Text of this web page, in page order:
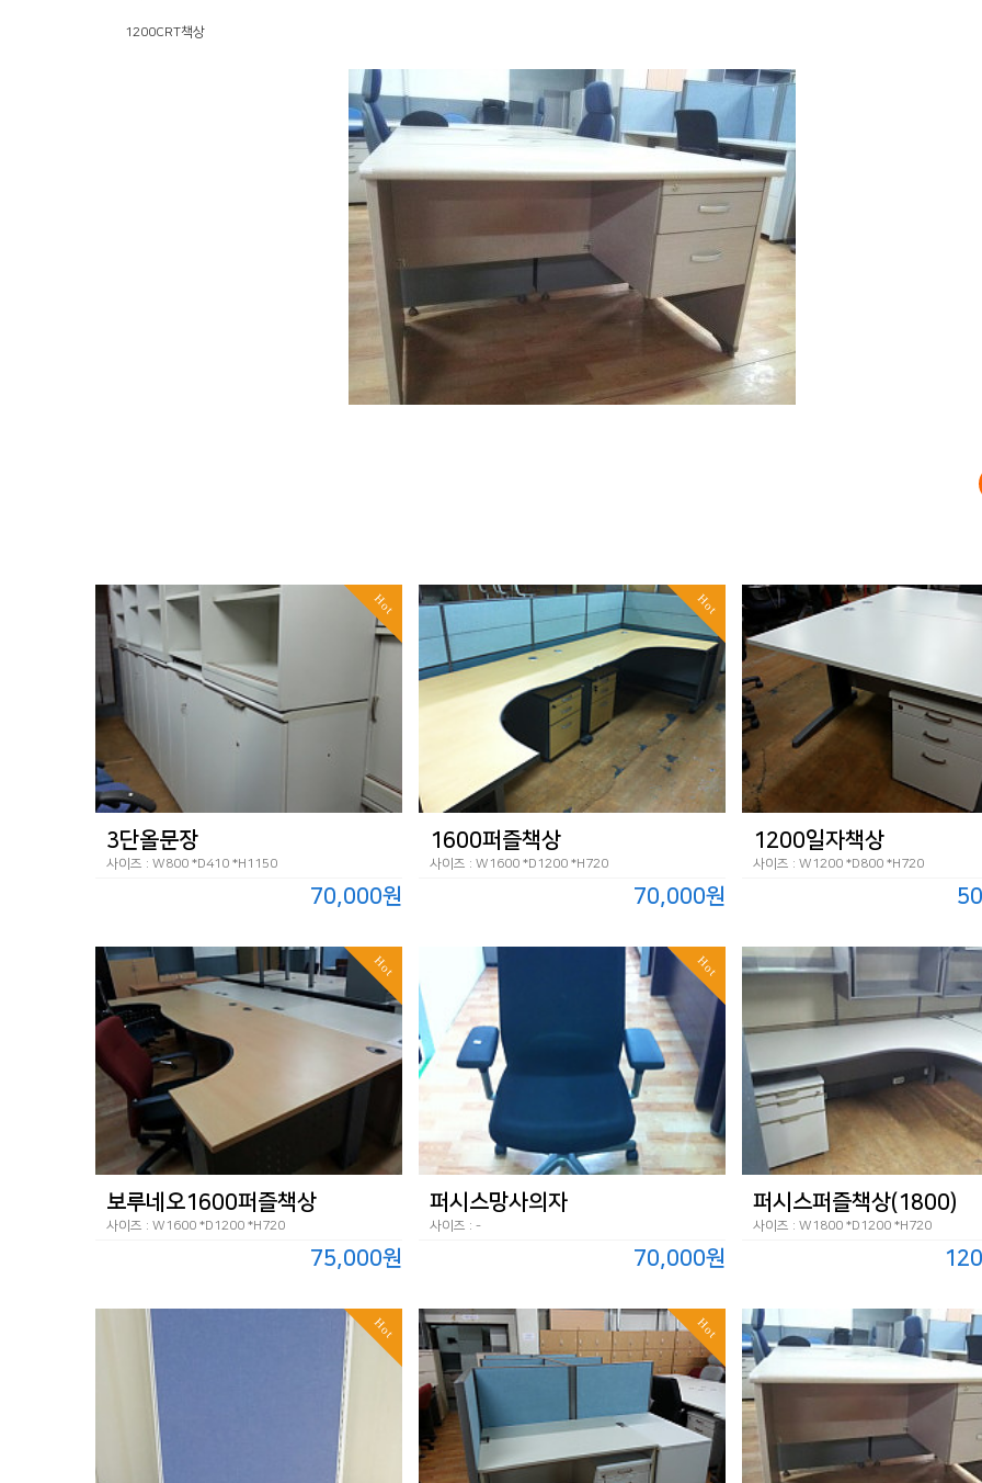
1200CRT책상
Hot
3단올문장
사이즈 : W800 *D410 *H1150
70,000원
Hot
1600퍼즐책상
사이즈 : W1600 *D1200 *H720
70,000원
1200일자책상
사이즈 : W1200 *D800 *H720
Hot
보루네오1600퍼즐책상
사이즈 : W1600 *D1200 *H720
75,000원
Hot
퍼시스망사의자
사이즈 : -
70,000원
퍼시스퍼즐책상(1800)
사이즈 : W1800 *D1200 *H720
Hot Hot